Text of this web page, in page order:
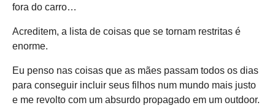
fora do carro…
Acreditem, a lista de coisas que se tornam restritas é
enorme.
Eu penso nas coisas que as mães passam todos os dias
para conseguir incluir seus filhos num mundo mais justo
e me revolto com um absurdo propagado em um outdoor.